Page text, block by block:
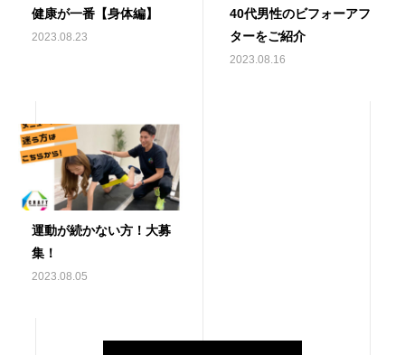
健康が一番【身体編】
2023.08.23
40代男性のビフォーアフ
ターをご紹介
2023.08.16
運動が続かない方！大募
集！
2023.08.05